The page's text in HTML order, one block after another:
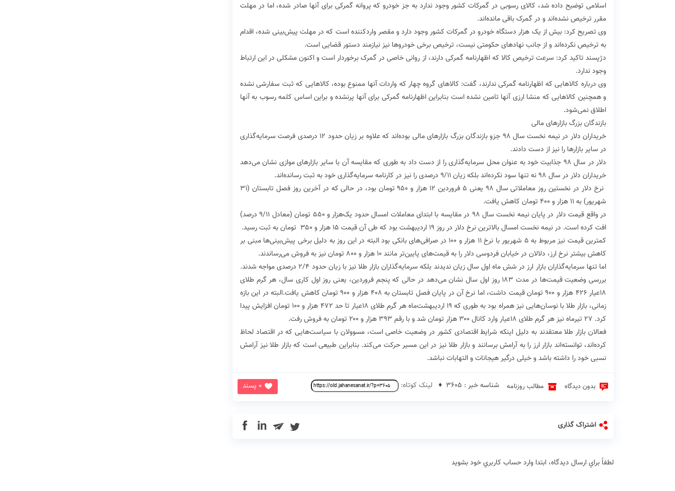
اسلامی توضیح داده شد، کالای رسوبی در گمرکات کشور وجود ندارد به جز خودرو که پروانه گمرکی برای آنها صادر شده، اما در مهلت
مقرر ترخیص نشده‌اند و در گمرک باقی ‌مانده‌اند.
وی تصریح کرد: بیش از یک ‌هزار دستگاه خودرو در گمرکات کشور وجود دارد و مقصر واردکننده است که در مهلت پیش‌بینی شده، اقدام
به ترخیص نکرده‌اند و از جانب نهادهای حکومتی نیست، ترخیص برخی خودروها نیز نیازمند دستور قضایی است.
دژپسند تاکید کرد: سرعت ترخیص کالا که اظهارنامه گمرکی دارند، از روانی خاصی در گمرک برخوردار است و اکنون مشکلی در این ارتباط
وجود ندارد.
وی درباره کالاهایی که اظهارنامه گمرکی ندارند، گفت: کالاهای گروه چهار که واردات آنها ممنوع بوده، کالاهایی که ثبت سفارشی نشده
و همچنین کالاهایی که منشا ارزی آنها تامین نشده است بنابراین اظهارنامه گمرکی برای آنها پرنشده و براین اساس کلمه رسوب به آنها
اطلاق نمی‌شود.
بازندگان بزرگ بازارهای مالی
خریداران دلار در نیمه نخست سال ۹۸ جزو بازندگان بزرگ بازارهای مالی بوده‌اند که علاوه بر زیان حدود ۱۲ درصدی فرصت سرمایه‌گذاری
در سایر بازارها را نیز از دست دادند.
دلار در سال ۹۸ جذابیت خود به عنوان محل سرمایه‌گذاری را از دست داد به طوری که مقایسه آن با سایر بازارهای موازی نشان می‌دهد
خریداران دلار در سال ۹۸ نه تنها سود نکرده‌اند بلکه زیان ۹/۱۱ درصدی را نیز در کارنامه سرمایه‌گذاری خود به ثبت رسانده‌اند.
نرخ دلار در نخستین روز معاملاتی سال ۹۸ یعنی ۵ فروردین ۱۲ هزار و ۹۵۰ تومان بود، در حالی که در آخرین روز فصل تابستان (۳۱
شهریور) به ۱۱ هزار و ۴۰۰ تومان کاهش یافت.
در واقع قیمت دلار در پایان نیمه نخست سال ۹۸ در مقایسه با ابتدای معاملات امسال حدود یک‌هزار و ۵۵۰ تومان (معادل ۹/۱۱ درصد)
افت کرده است. در نیمه نخست امسال بالاترین نرخ دلار در روز ۱۹ اردیبهشت بود که طی آن قیمت ۱۵ هزار و ۳۵۰ تومان به ثبت رسید.
کمترین قیمت نیز مربوط به ۵ شهریور با نرخ ۱۱ هزار و ۱۰۰ در صرافی‌های بانکی بود البته در این روز به دلیل برخی پیش‌بینی‌ها مبنی بر
کاهش بیشتر نرخ ارز، دلالان در خیابان فردوسی دلار را به قیمت‌های پایین‌تر مانند ۱۰ هزار و ۸۰۰ تومان نیز به فروش می‌رساندند.
اما تنها سرمایه‌گذاران بازار ارز در شش ماه اول سال زیان ندیدند بلکه سرمایه‌گذاران بازار طلا نیز با زیان حدود ۲/۴ درصدی مواجه شدند.
بررسی وضعیت قیمت‌ها در مدت ۱۸۳ روز اول سال نشان می‌دهد در حالی که پنجم فروردین، یعنی روز اول کاری سال، هر گرم طلای
۱۸عیار ۴۲۶ هزار و ۹۰۰ تومان قیمت داشت، اما نرخ آن در پایان فصل تابستان به ۴۰۸ هزار و ۹۰۰ تومان کاهش یافت.البته در این بازه
زمانی، بازار طلا با نوسان‌هایی نیز همراه بود به طوری که ۱۹ اردیبهشت‌ماه هر گرم طلای ۱۸عیار تا حد ۴۷۲ هزار و ۱۰۰ تومان افزایش پیدا
کرد. ۲۷ تیرماه نیز هر گرم طلای ۱۸عیار وارد کانال ۳۰۰ هزار تومان شد و با رقم ۳۹۳ هزار و ۲۰۰ تومان به فروش رفت.
فعالان بازار طلا معتقدند به دلیل اینکه شرایط اقتصادی کشور در وضعیت خاصی است، مسوولان با سیاست‌هایی که در اقتصاد لحاظ
کرده‌اند، توانسته‌اند بازار ارز را به آرامش برسانند و بازار طلا نیز در این مسیر حرکت می‌کند. بنابراین طبیعی است که بازار طلا نیز آرامش
نسبی خود را داشته باشد و خیلی درگیر هیجانات و التهابات نباشد.
بدون دیدگاه مطالب روزنامه 0 پسند شناسه خبر : 3605 ♦ لینک کوتاه:
اشتراک گذاری in
لطفاً براي ارسال دیدگاه، ابتدا وارد حساب كاربري خود بشويد